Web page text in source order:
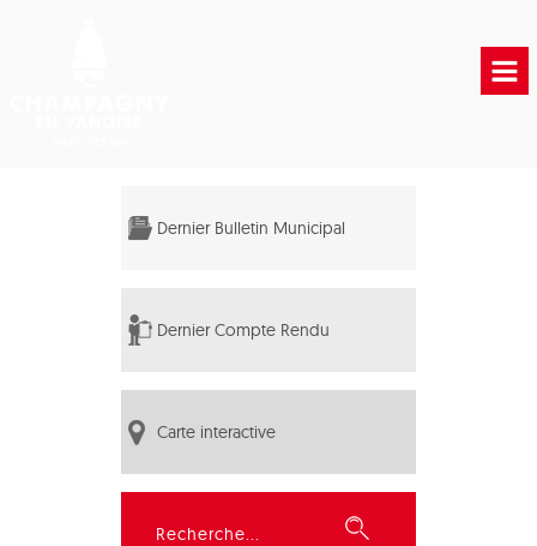
Dernier Bulletin Municipal
Dernier Compte Rendu
Carte interactive
Rechercher